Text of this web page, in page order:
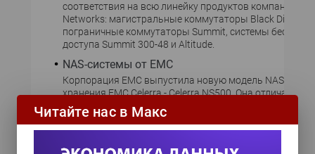
соответствия на всю линейку продуктов компании
Networks: магистральные коммутаторы Black
пограничные коммутаторы Summit, системы
доступа Summit 300-48 и Altitude.
NAS-системы от EMC
Корпорация EMC выпустила новую модель NAS-
хранения EMC Celerra - Celerra NS500. Она отличается
улучшенными возможностями обмена информацией
протоколу iSCSI и повышенной функциональностью
данными. Celerra NS500 поставляется как в
Читайте нас в Макс